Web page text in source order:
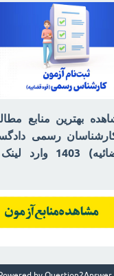
بهترین منابع
رسمی
(قوه قضائیه) 1403